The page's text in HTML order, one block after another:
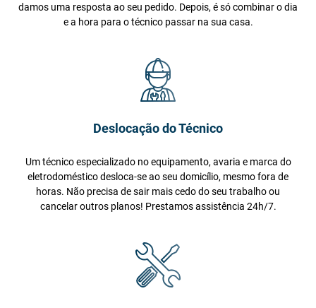
damos uma resposta ao seu pedido. Depois, é só combinar o dia
e a hora para o técnico passar na sua casa.
Deslocação do Técnico
Um técnico especializado no equipamento, avaria e marca do
eletrodoméstico desloca-se ao seu domicílio, mesmo fora de
horas. Não precisa de sair mais cedo do seu trabalho ou
cancelar outros planos! Prestamos assistência 24h/7.